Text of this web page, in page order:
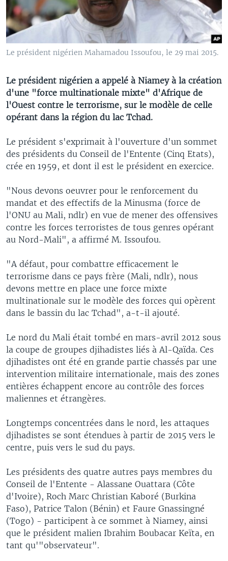
Le président nigérien Mahamadou Issoufou, le 29 mai 2015.
Le président nigérien a appelé à Niamey à la création
d'une "force multinationale mixte" d'Afrique de
l'Ouest contre le terrorisme, sur le modèle de celle
opérant dans la région du lac Tchad.
Le président s'exprimait à l'ouverture d'un sommet
des présidents du Conseil de l'Entente (Cinq Etats),
crée en 1959, et dont il est le président en exercice.
"Nous devons oeuvrer pour le renforcement du
mandat et des effectifs de la Minusma (force de
l'ONU au Mali, ndlr) en vue de mener des offensives
contre les forces terroristes de tous genres opérant
au Nord-Mali", a affirmé M. Issoufou.
"A défaut, pour combattre efficacement le
terrorisme dans ce pays frère (Mali, ndlr), nous
devons mettre en place une force mixte
multinationale sur le modèle des forces qui opèrent
dans le bassin du lac Tchad", a-t-il ajouté.
Le nord du Mali était tombé en mars-avril 2012 sous
la coupe de groupes djihadistes liés à Al-Qaïda. Ces
djihadistes ont été en grande partie chassés par une
intervention militaire internationale, mais des zones
entières échappent encore au contrôle des forces
maliennes et étrangères.
Longtemps concentrées dans le nord, les attaques
djihadistes se sont étendues à partir de 2015 vers le
centre, puis vers le sud du pays.
Les présidents des quatre autres pays membres du
Conseil de l'Entente - Alassane Ouattara (Côte
d'Ivoire), Roch Marc Christian Kaboré (Burkina
Faso), Patrice Talon (Bénin) et Faure Gnassingné
(Togo) - participent à ce sommet à Niamey, ainsi
que le président malien Ibrahim Boubacar Keïta, en
tant qu'"observateur".